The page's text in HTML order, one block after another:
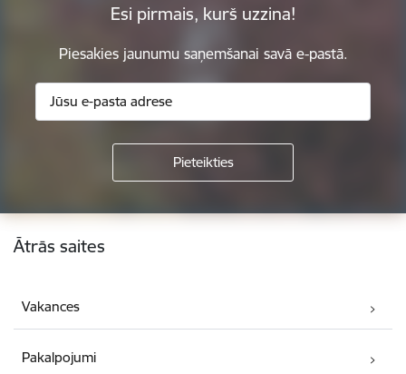
Esi pirmais, kurš uzzina!
Piesakies jaunumu saņemšanai savā e-pastā.
Kājene
Ātrās saites
Vakances
Pakalpojumi